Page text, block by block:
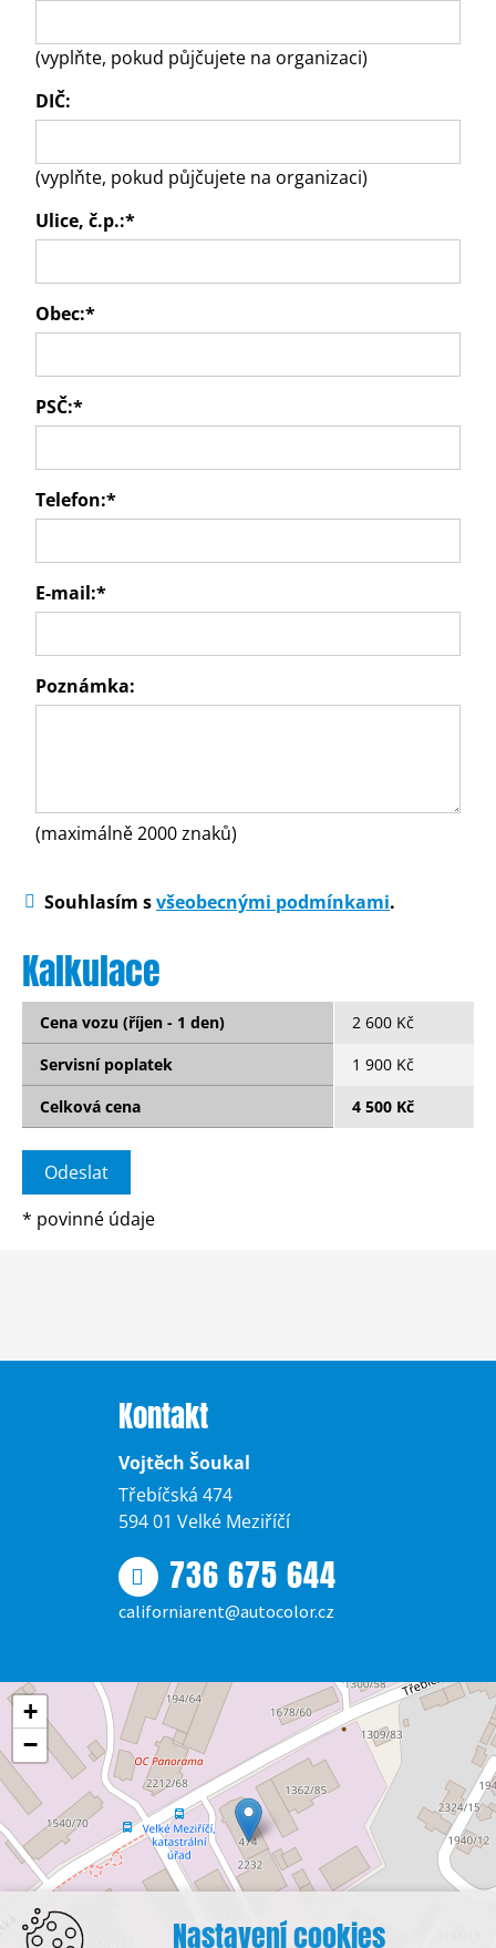
(vyplňte, pokud půjčujete na organizaci)
DIČ:
(vyplňte, pokud půjčujete na organizaci)
Ulice, č.p.:*
Obec:*
PSČ:*
Telefon:*
E-mail:*
Poznámka:
(maximálně 2000 znaků)
Souhlasím svšeobecnými podmínkami.
Kalkulace
Cena vozu (říjen - 1 den)
2 600 Kč
Servisní poplatek
1 900 Kč
Celková cena
4 500 Kč
* povinné údaje
Kontakt
Vojtěch Šoukal
Třebíčská 474
594 01 Velké Meziříčí
736 675 644
californiarent@autocolor.cz
+
−
Nastavení cookies